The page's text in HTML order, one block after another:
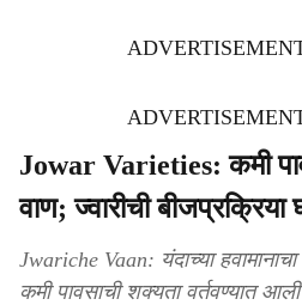
Jowar Varieties: कमी
वाण; ज्वारीची बीजप्रक्रिया
Jwariche Vaan: यंदाच्या
कमी पावसाची शक्यता वर्तवण्यात